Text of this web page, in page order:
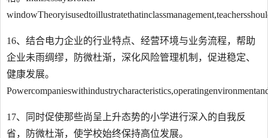
16、结合电力企业的行业特点、经营环境与业务流程，帮助
企业未雨绸缪，防微杜渐，深化风险管理机制，促进稳定、
健康发展。
17、同时促使那些尚呈上升态势的小学进行深入的自我反
省，防微杜渐，使学校始终保持高位发展。